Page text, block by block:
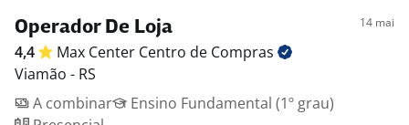
Operador De Loja 14 mai
4,4 Max Center Centro de Compras
Viamão - RS
A combinar
Ensino Fundamental (1º grau)